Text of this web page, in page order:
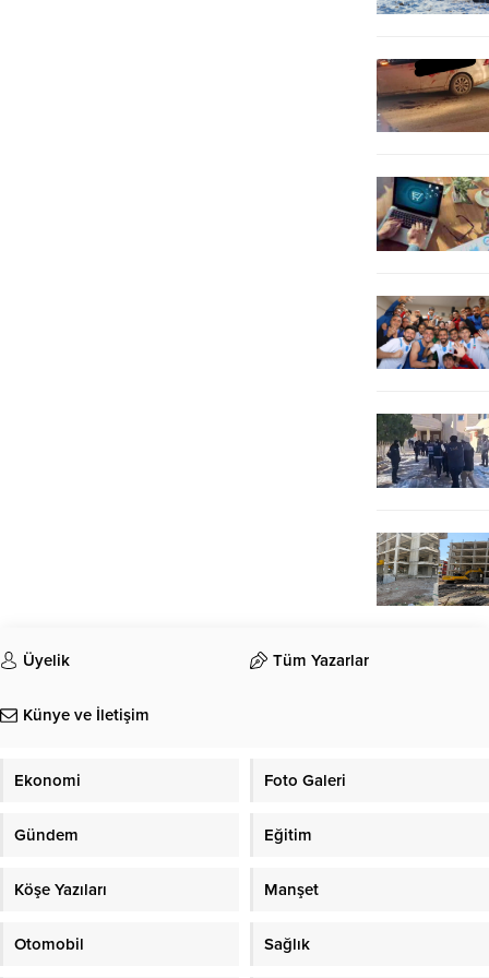
Üyelik Tüm Yazarlar
Künye ve İletişim
Ekonomi Foto Galeri
Gündem Eğitim
Köşe Yazıları Manşet
Otomobil Sağlık